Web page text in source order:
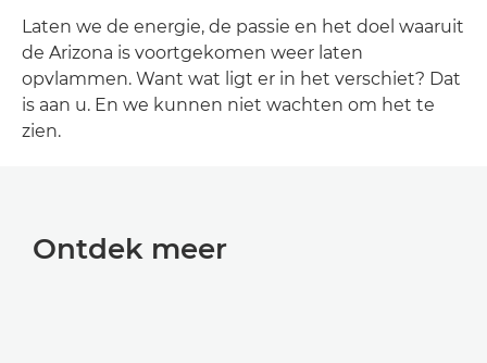
Laten we de energie, de passie en het doel waaruit
de Arizona is voortgekomen weer laten
opvlammen. Want wat ligt er in het verschiet? Dat
is aan u. En we kunnen niet wachten om het te
zien.
Ontdek meer